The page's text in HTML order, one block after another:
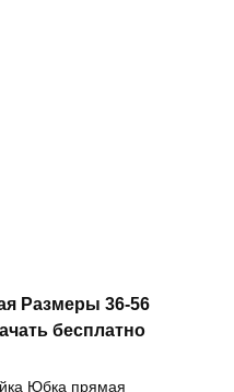
Размеры 36-56
бесплатно
Юбка прямая